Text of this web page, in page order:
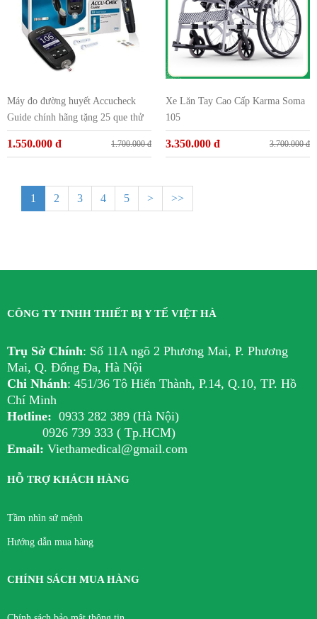
Máy đo đường huyết Accucheck
Guide chính hãng tặng 25 que thử
và 25 kim
1.550.000 đ 1.700.000 đ
Xe Lăn Tay Cao Cấp Karma Soma
105
3.350.000 đ 3.700.000 đ
1 2 3 4 5 > >>
CÔNG TY TNHH THIẾT BỊ Y TẾ VIỆT HÀ
Trụ Sở Chính: Số 11A ngõ 2 Phương Mai, P. Phương
Mai, Q. Đống Đa, Hà Nội
Chi Nhánh: 451/36 Tô Hiến Thành, P.14, Q.10, TP. Hồ
Chí Minh
Hotline: 0933 282 389 (Hà Nội)
0926 739 333 ( Tp.HCM)
Email: Viethamedical@gmail.com
HỖ TRỢ KHÁCH HÀNG
Tầm nhìn sứ mệnh
Hướng dẫn mua hàng
CHÍNH SÁCH MUA HÀNG